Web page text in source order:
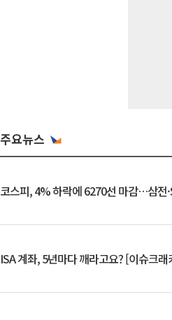
주요뉴스
코스피, 4% 하락에 6270선 마감…삼전
ISA 계좌, 5년마다 깨라고요? [이슈크래